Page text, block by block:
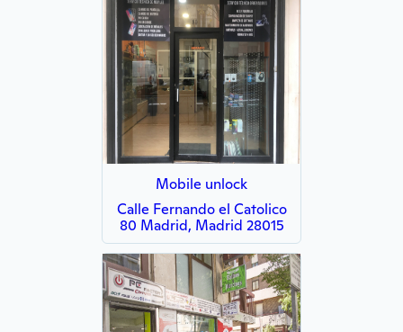
Mobile unlock
Calle Fernando el Catolico
80 Madrid, Madrid 28015